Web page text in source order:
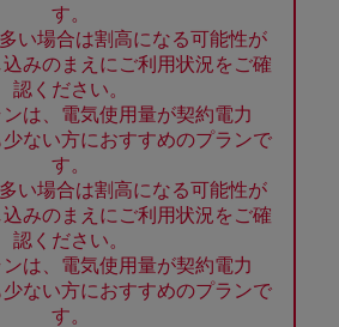
す。
い場合は割高になる可能性が
みのまえにご利用状況をご確
認ください。
は、電気使用量が契約電力
少ない方におすすめのプランで
す。
い場合は割高になる可能性が
みのまえにご利用状況をご確
認ください。
は、電気使用量が契約電力
少ない方におすすめのプランで
す。